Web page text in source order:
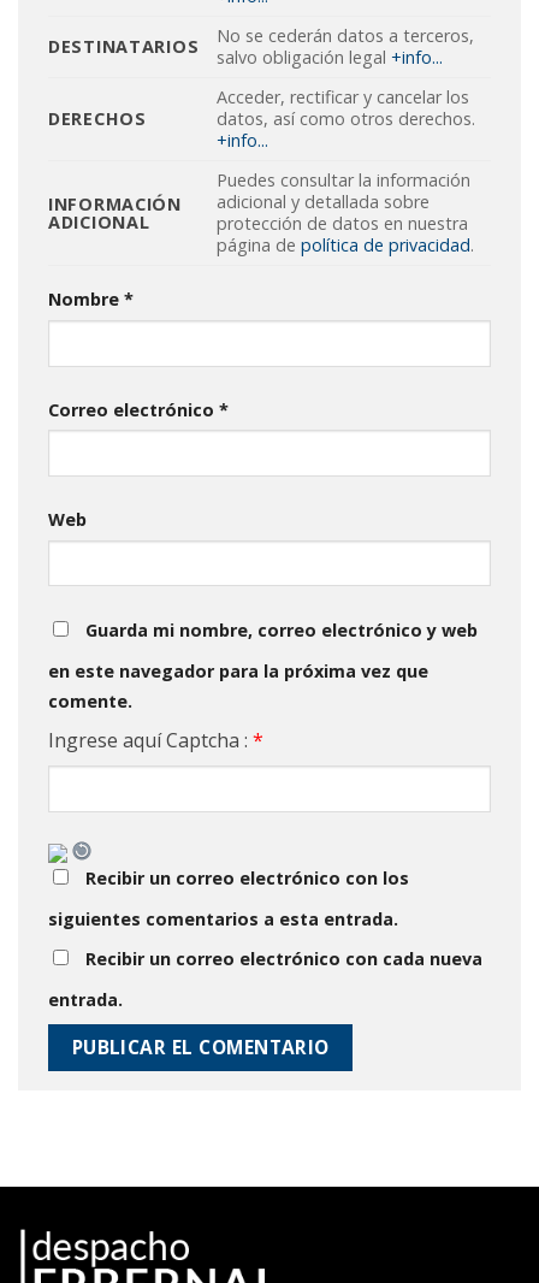
DESTINATARIOS
No se cederán datos a terceros,
salvo obligación legal +info...
DERECHOS
Acceder, rectificar y cancelar los
datos, así como otros derechos.
+info...
INFORMACIÓN
ADICIONAL
Puedes consultar la información
adicional y detallada sobre
protección de datos en nuestra
página depolítica de privacidad.
Nombre *
Correo electrónico *
Web
Guarda mi nombre, correo electrónico y web
en este navegador para la próxima vez que
comente.
Ingrese aquí Captcha : *
Recibir un correo electrónico con los
siguientes comentarios a esta entrada.
Recibir un correo electrónico con cada nueva
entrada.